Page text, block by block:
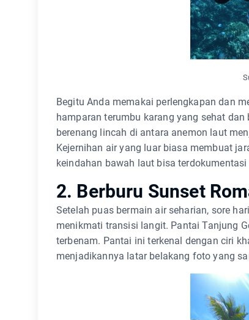
Begitu Anda memakai perlengkapan dan
hamparan terumbu karang yang sehat
berenang lincah di antara anemon laut
Kejernihan air yang luar biasa membuat
keindahan bawah laut bisa
2. Berburu Sunset
Setelah puas bermain air seharian, sore
menikmati transisi langit. Pantai Tanjung
terbenam. Pantai ini terkenal dengan ciri
menjadikannya latar belakang foto yang